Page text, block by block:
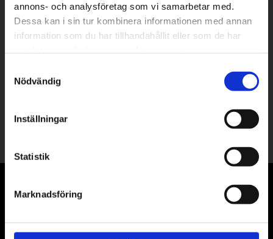
annons- och analysföretag som vi samarbetar med.
Dessa kan i sin tur kombinera informationen med annan
information som du har tillhandahållit eller som de har
Nödvändig
Inställningar
Statistik
Marknadsföring